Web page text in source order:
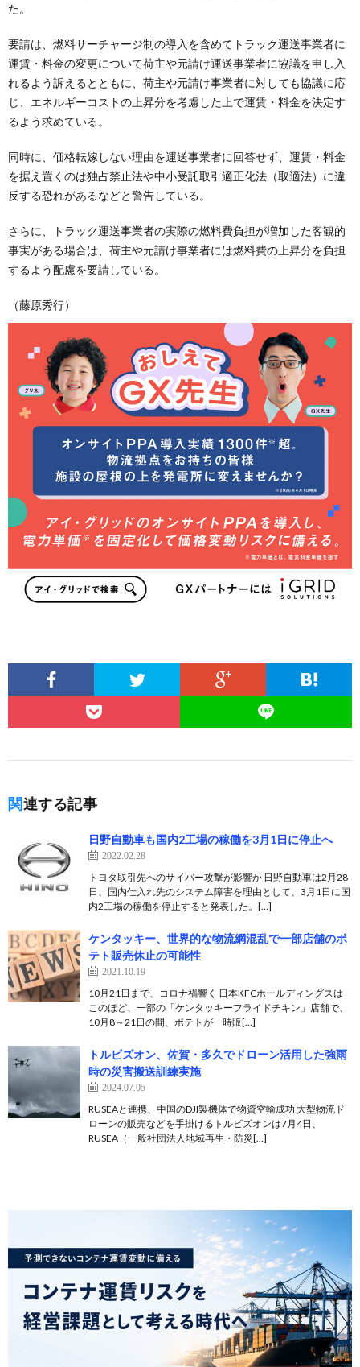
た。
要請は、燃料サーチャージ制の導入を含めてトラック運送事業者に
運賃・料金の変更について荷主や元請け運送事業者に協議を申し入
れるよう訴えるとともに、荷主や元請け事業者に対しても協議に応
じ、エネルギーコストの上昇分を考慮した上で運賃・料金を決定す
るよう求めている。
同時に、価格転嫁しない理由を運送事業者に回答せず、運賃・料金
を据え置くのは独占禁止法や中小受託取引適正化法（取適法）に違
反する恐れがあるなどと警告している。
さらに、トラック運送事業者の実際の燃料費負担が増加した客観的
事実がある場合は、荷主や元請け事業者には燃料費の上昇分を負担
するよう配慮を要請している。
（藤原秀行）
関連する記事
日野自動車も国内2工場の稼働を3月1日に停止へ
2022.02.28
トヨタ取引先へのサイバー攻撃が影響か 日野自動車は2月28
日、国内仕入れ先のシステム障害を理由として、3月1日に国
内2工場の稼働を停止すると発表した。[…]
ケンタッキー、世界的な物流網混乱で一部店舗のポ
テト販売休止の可能性
2021.10.19
10月21日まで、コロナ禍響く 日本KFCホールディングスは
このほど、一部の「ケンタッキーフライドチキン」店舗で、
10月8～21日の間、ポテトが一時販[…]
トルビズオン、佐賀・多久でドローン活用した強雨
時の災害搬送訓練実施
2024.07.05
RUSEAと連携、中国のDJI製機体で物資空輸成功 大型物流ド
ローンの販売などを手掛けるトルビズオンは7月4日、
RUSEA（一般社団法人地域再生・防災[…]